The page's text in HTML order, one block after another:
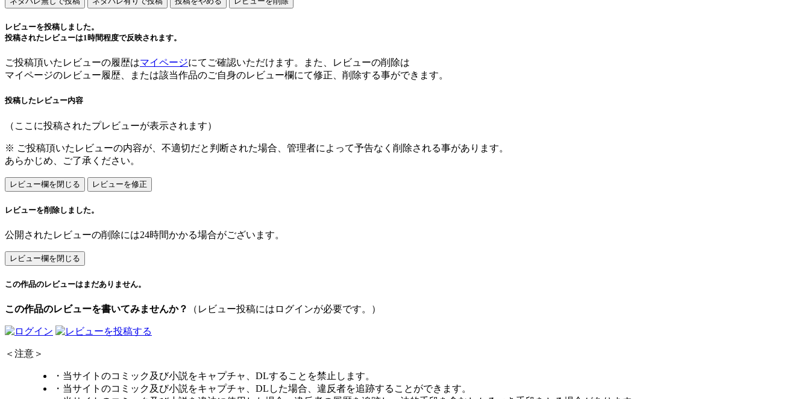
レビューを投稿しました。
投稿されたレビューは1時間程度で反映されます。
ご投稿頂いたレビューの履歴はマイページにてご確認いただけます。また、レビューの削除は
マイページのレビュー履歴、または該当作品のご自身のレビュー欄にて修正、削除する事ができます。
投稿したレビュー内容
（ここに投稿されたプレビューが表示されます）
※ ご投稿頂いたレビューの内容が、不適切だと判断された場合、管理者によって予告なく削除される事があります。
あらかじめ、ご了承ください。
レビューを削除しました。
公開されたレビューの削除には24時間かかる場合がございます。
この作品のレビューはまだありません。
この作品のレビューを書いてみませんか？ （レビュー投稿にはログインが必要です。）
＜注意＞
・当サイトのコミック及び小説をキャプチャ、DLすることを禁止します。
・当サイトのコミック及び小説をキャプチャ、DLした場合、違反者を追跡することができます。